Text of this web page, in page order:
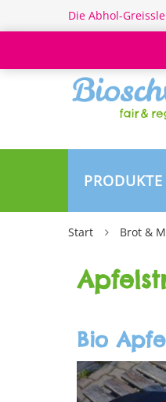
Die Abhol-
PRODUKTE
Start Brot &
Bio